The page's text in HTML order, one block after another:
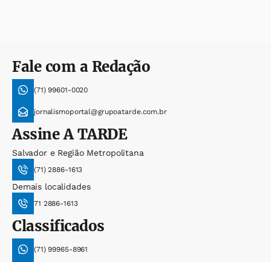
Fale com a Redação
(71) 99601-0020
jornalismoportal@grupoatarde.com.br
AssineA TARDE
Salvador e Região Metropolitana
(71) 2886-1613
Demais localidades
71 2886-1613
Classificados
(71) 99965-8961